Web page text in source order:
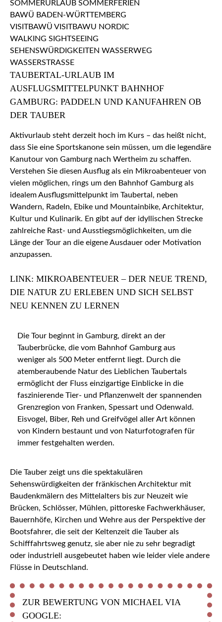
TAUBERTAL-URLAUB IM
AUSFLUGSMITTELPUNKT BAHNHOF
GAMBURG: PADDELN UND KANUFAHREN OB
DER TAUBER
Aktivurlaub steht derzeit hoch im Kurs – das heißt nicht,
dass Sie eine Sportskanone sein müssen, um die legendäre
Kanutour von Gamburg nach Wertheim zu schaffen.
Verstehen Sie diesen Ausflug als ein Mikroabenteuer von
vielen möglichen, rings um den Bahnhof Gamburg als
idealem Ausflugsmittelpunkt im Taubertal, neben
Wandern, Radeln, Ebike und Mountainbike, Architektur,
Kultur und Kulinarik. En gibt auf der idyllischen Strecke
zahlreiche Rast- und Ausstiegsmöglichkeiten, um die
Länge der Tour an die eigene Ausdauer oder Motivation
anzupassen.
LINK: MIKROABENTEUER – DER NEUE TREND,
DIE NATUR ZU ERLEBEN UND SICH SELBST
NEU KENNEN ZU LERNEN
Die Tour beginnt in Gamburg, direkt an der
Tauberbrücke, die vom Bahnhof Gamburg aus
weniger als 500 Meter entfernt liegt. Durch die
atemberaubende Natur des Lieblichen Taubertals
ermöglicht der Fluss einzigartige Einblicke in die
faszinierende Tier- und Pflanzenwelt der spannenden
Grenzregion von Franken, Spessart und Odenwald.
Eisvogel, Biber, Reh und Greifvögel aller Art können
von Kindern bestaunt und von Naturfotografen für
immer festgehalten werden.
Die Tauber zeigt uns die spektakulären
Sehenswürdigkeiten der fränkischen Architektur mit
Baudenkmälern des Mittelalters bis zur Neuzeit wie
Brücken, Schlösser, Mühlen, pittoreske Fachwerkhäuser,
Bauernhöfe, Kirchen und Wehre aus der Perspektive der
Bootsfahrer, die seit der Keltenzeit die Tauber als
Schifffahrtsweg genutz, sie aber nie zu sehr begradigt
oder industriell ausgebeutet haben wie leider viele andere
Flüsse in Deutschland.
ZUR BEWERTUNG VON MICHAEL VIA
GOOGLE: